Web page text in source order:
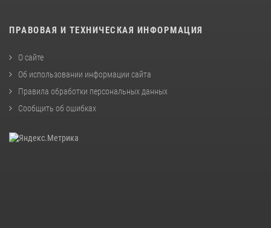
ПРАВОВАЯ И ТЕХНИЧЕСКАЯ ИНФОРМАЦИЯ
О сайте
Об использовании информации сайта
Правила обработки персональных данных
Сообщить об ошибках